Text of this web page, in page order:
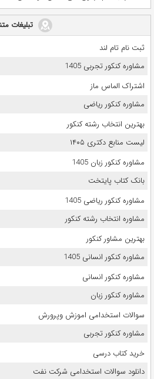
تبلیغات
ثبت نام تام لند
مشاوره کنکور تجربی 1405
اشتراک الماس ماز
مشاوره کنکور ریاضی
بهترین انتخاب رشته کنکور
لیست منابع دکتری ۱۴۰۵
مشاوره کنکور زبان 1405
بانک کتاب پایتخت
مشاوره کنکور ریاضی 1405
مشاوره انتخاب رشته کنکور
بهترین مشاور کنکور
مشاوره کنکور انسانی 1405
مشاوره کنکور انسانی
مشاوره کنکور زبان
سوالات استخدامی اموزش وپرورش
مشاوره کنکور تجربی
خرید کتاب درسی
دانلود سوالات استخدامی شرکت نفت